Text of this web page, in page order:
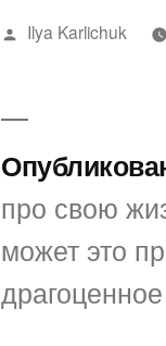
Написано
Ilya Karlichuk
про свою
может это